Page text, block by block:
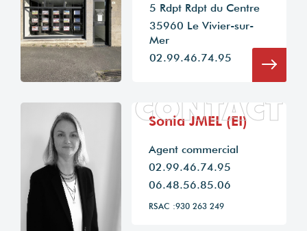
5 Rdpt Rdpt du Centre
35960 Le Vivier-sur-
Mer
02.99.46.74.95
CONTACT
Sonia JMEL (EI)
Agent commercial
02.99.46.74.95
06.48.56.85.06
RSAC :930 263 249